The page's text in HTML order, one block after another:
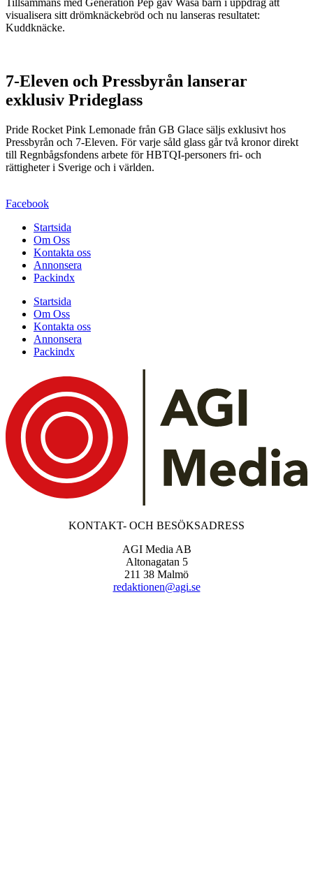
Tillsammans med Generation Pep gav Wasa barn i uppdrag att
visualisera sitt drömknäckebröd och nu lanseras resultatet:
Kuddknäcke.
7-Eleven och Pressbyrån lanserar
exklusiv Prideglass
Pride Rocket Pink Lemonade från GB Glace säljs exklusivt hos
Pressbyrån och 7-Eleven. För varje såld glass går två kronor direkt
till Regnbågsfondens arbete för HBTQI-personers fri- och
rättigheter i Sverige och i världen.
Facebook
Startsida
Om Oss
Kontakta oss
Annonsera
Packindx
Startsida
Om Oss
Kontakta oss
Annonsera
Packindx
KONTAKT- OCH BESÖKSADRESS
AGI Media AB
Altonagatan 5
211 38 Malmö
redaktionen@agi.se